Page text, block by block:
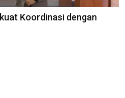
Koordinasi dengan